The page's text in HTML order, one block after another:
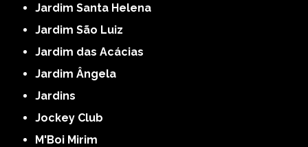
Jardim Santa Helena
Jardim São Luiz
Jardim das Acácias
Jardim Ângela
Jardins
Jockey Club
M'Boi Mirim